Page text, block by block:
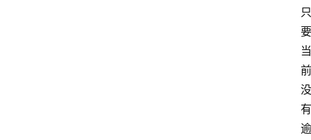
只
要
当
前
没
有
逾